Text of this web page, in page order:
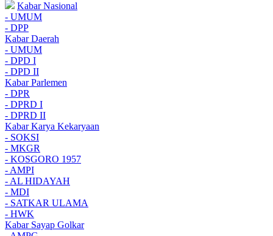
Kabar Nasional
- UMUM
- DPP
Kabar Daerah
- UMUM
- DPD I
- DPD II
Kabar Parlemen
- DPR
- DPRD I
- DPRD II
Kabar Karya Kekaryaan
- SOKSI
- MKGR
- KOSGORO 1957
- AMPI
- AL HIDAYAH
- MDI
- SATKAR ULAMA
- HWK
Kabar Sayap Golkar